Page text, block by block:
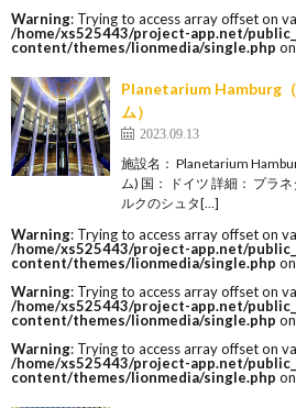
Warning: Trying to access array offset on
/home/xs525443/project-app.net/
content/themes/lionmedia/single.php
Planetarium Hamburg
ム）
2023.09.13
施設名： Planetarium
ム) 国： ドイツ 詳細： プラ
ルクのシュタ[…]
Warning: Trying to access array offset on
/home/xs525443/project-app.net/
content/themes/lionmedia/single.php
Warning: Trying to access array offset on
/home/xs525443/project-app.net/
content/themes/lionmedia/single.php
Warning: Trying to access array offset on
/home/xs525443/project-app.net/
content/themes/lionmedia/single.php